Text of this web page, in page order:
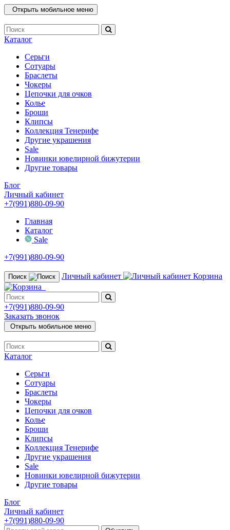
Открыть мобильное меню
Каталог
Серьги
Сотуары
Браслеты
Чокеры
Цепочки для очков
Колье
Броши
Клипсы
Коллекция Тенерифе
Другие украшения
Sale
Новинки ювелирной бижутерии
Другие товары
Блог
Личный кабинет
+7(991)880-09-90
Главная
Каталог
Sale
+7(991)880-09-90
Поиск Личный кабинет Корзина
+7(991)880-09-90
Заказать звонок
Открыть мобильное меню
Каталог
Серьги
Сотуары
Браслеты
Чокеры
Цепочки для очков
Колье
Броши
Клипсы
Коллекция Тенерифе
Другие украшения
Sale
Новинки ювелирной бижутерии
Другие товары
Блог
Личный кабинет
+7(991)880-09-90